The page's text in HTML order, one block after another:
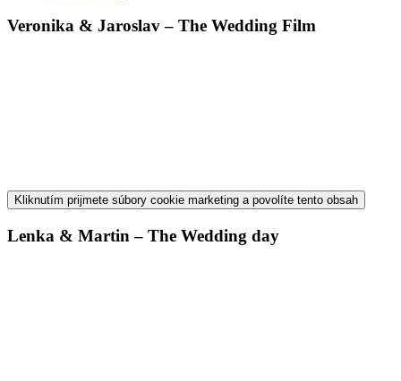
Veronika & Jaroslav – The Wedding Film
Kliknutím prijmete súbory cookie marketing a povolíte tento obsah
Lenka & Martin – The Wedding day